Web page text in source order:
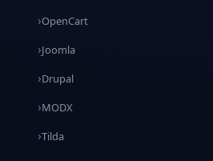
OpenCart
Joomla
Drupal
MODX
Tilda